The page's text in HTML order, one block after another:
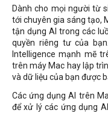
Dành cho mọi người từ
tới chuyên gia sáng tạo,
tận dụng AI trong các
quyền riêng tư của
Intelligence mạnh mẽ
trên máy Mac hay lập
và dữ liệu của bạn được
Các ứng dụng AI trên
để xử lý các ứng dụng